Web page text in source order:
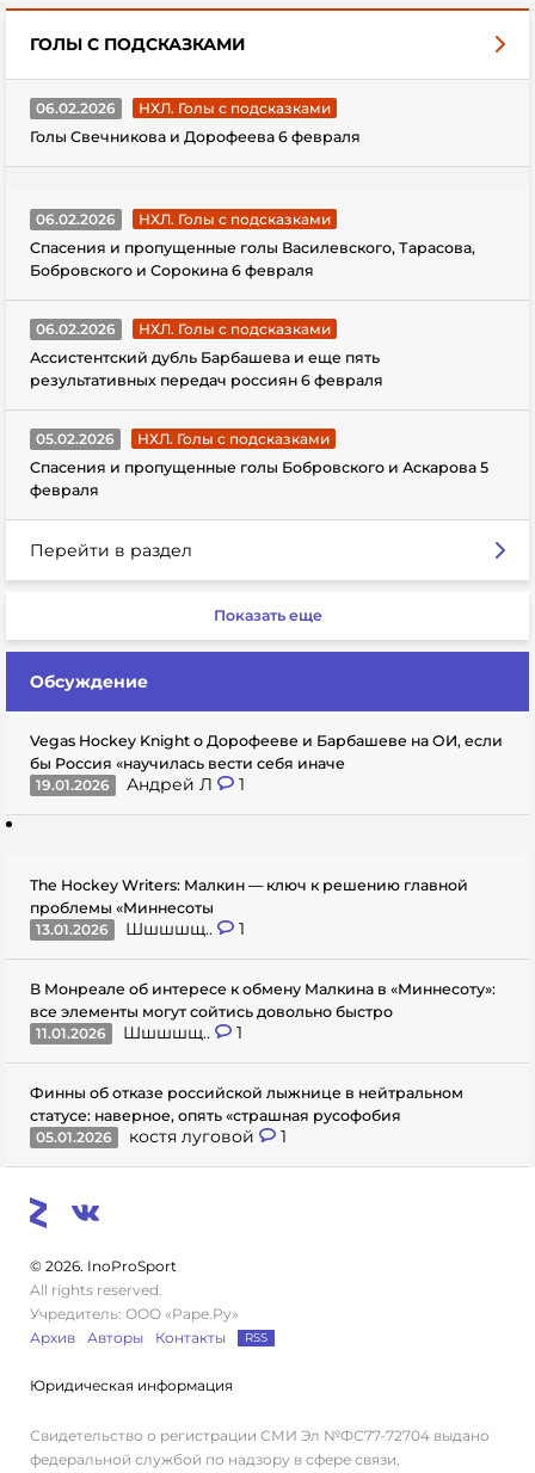
ГОЛЫ С ПОДСКАЗКАМИ
06.02.2026
НХЛ. Голы с подсказками
Голы Свечникова и Дорофеева 6 февраля
06.02.2026
НХЛ. Голы с подсказками
Спасения и пропущенные голы Василевского, Тарасова,
Бобровского и Сорокина 6 февраля
06.02.2026
НХЛ. Голы с подсказками
Ассистентский дубль Барбашева и еще пять
результативных передач россиян 6 февраля
05.02.2026
НХЛ. Голы с подсказками
Спасения и пропущенные голы Бобровского и Аскарова 5
февраля
Перейти в раздел
Показать еще
Обсуждение
Vegas Hockey Knight о Дорофееве и Барбашеве на ОИ, если
бы Россия «научилась вести себя иначе
19.01.2026
Андрей Л 1
The Hockey Writers: Малкин — ключ к решению главной
проблемы «Миннесоты
13.01.2026
Шшшшщ.. 1
В Монреале об интересе к обмену Малкина в «Миннесоту»:
все элементы могут сойтись довольно быстро
11.01.2026
Шшшшщ.. 1
Финны об отказе российской лыжнице в нейтральном
статусе: наверное, опять «страшная русофобия
05.01.2026
костя луговой 1
© 2026. InoProSport
All rights reserved.
Учредитель: ООО «Раре.Ру»
Архив
Авторы Контакты RSS
Юридическая информация
Свидетельство о регистрации СМИ Эл №ФС77-72704 выдано
федеральной службой по надзору в сфере связи,